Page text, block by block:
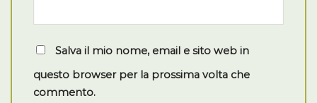
Salva il mio nome, email e sito web in
questo browser per la prossima volta che
commento.